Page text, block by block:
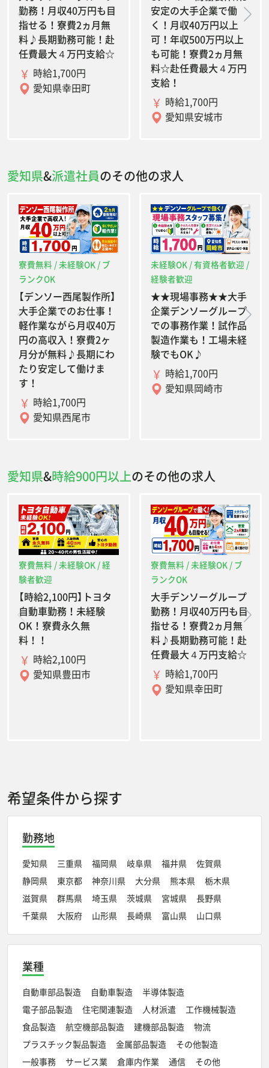
勤務！月収40万円も目
指せる！寮費2ヵ月無
料♪長期勤務可能！赴
任費最大４万円支給☆
時給1,700円
愛知県幸田町
安定の大手企業で働
く！月収40万円以上
可！年収500万円以上
も可能！寮費2ヵ月無
料☆赴任費最大４万円
支給！
時給1,700円
愛知県安城市
愛知県&派遣社員のその他の求人
寮費無料 / 未経験OK / ブ
ランクOK
【デンソー西尾製作所】
大手企業でのお仕事！
軽作業ながら月収40万
円の高収入！寮費2ヶ
月分が無料♪長期にわ
たり安定して働けま
す！
時給1,700円
愛知県西尾市
未経験OK / 有資格者歓迎 /
経験者歓迎
★★現場事務★★大手
企業デンソーグループ
での事務作業！試作品
製造作業も！工場未経
験でもOK♪
時給1,700円
愛知県岡崎市
愛知県&時給900円以上のその他の求人
寮費無料 / 未経験OK / 経
験者歓迎
【時給2,100円】トヨタ
自動車勤務！未経験
OK！寮費永久無
料！！
時給2,100円
愛知県豊田市
寮費無料 / 未経験OK / ブ
ランクOK
大手デンソーグループ
勤務！月収40万円も目
指せる！寮費2ヵ月無
料♪長期勤務可能！赴
任費最大４万円支給☆
時給1,700円
愛知県幸田町
希望条件から探す
勤務地
愛知県 三重県 福岡県 岐阜県 福井県
佐賀県
静岡県
東京都 神奈川県 大分県 熊本県
栃木県
滋賀県
群馬県 埼玉県 茨城県 宮城県
長野県
千葉県
大阪府 山形県 長崎県 富山県 山口県
業種
自動車部品製造 自動車製造
半導体製造
電子部品製造
住宅関連製造 人材派遣
工作機械製造
食品製造
航空機部品製造 建機部品製造
物流
プラスチック製品製造
金属部品製造
その他製造
一般事務
サービス業 倉庫内作業 通信
その他